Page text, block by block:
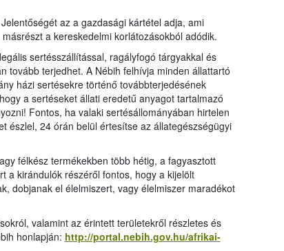
az a gazdasági kártétel adja, ami
a kereskedelmi korlátozásokból adódik.
sertésszállítással, ragályfogó tárgyakkal és
tovább terjedhet. A Nébih felhívja minden állattartó
házi sertésekre történő továbbterjedésének
a sertéseket állati eredetű anyagot tartalmazó
Fontos, ha valaki sertésállományában hirtelen
észlel, 24 órán belül értesítse az állategészségügyi
félkész termékekben több hétig, a fagyasztott
a kirándulók részéről fontos, hogy a kijelölt
dobjanak el élelmiszert, vagy élelmiszer maradékot
valamint az érintett területekről részletes és
honlapján: http://portal.nebih.gov.hu/afrikai-